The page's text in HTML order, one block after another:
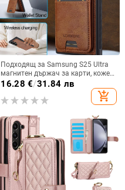
Подходящ за Samsung S25 Ultra
магнитен държач за карти, кожен
калъф S24Plus, защитен калъф,
разделен на части, калъф за
мобилен телефон Samsung
16.28 €/31.84 лв
add_shopping_cart